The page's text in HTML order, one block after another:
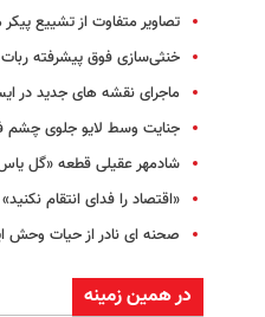
تصاویر متفاوت از تشییع
خنثی‌سازی فوق پیشرفته
ماجرای نقشه های جدید در
جنایت وسط لایو جلوی چشم
شادمهر عقیلی قطعه «گل یاس»
«اقتصاد را فدای انتقام
صحنه ای نادر از حیات وحش
در همین زمینه